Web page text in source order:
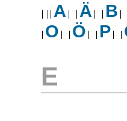
A Ä
B
O
Ö P
E